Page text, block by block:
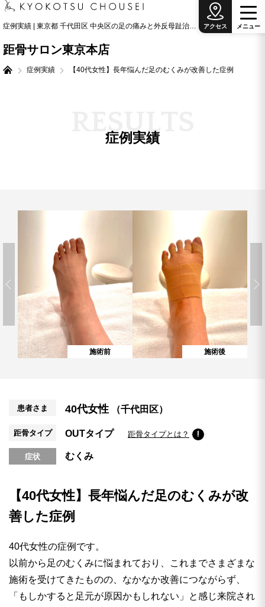
症例実績 | 東京都 千代田区 中央区の足の痛みと外反母趾治療の専門院
距骨サロン東京本店
症例実績 【40代女性】長年悩んだ足のむくみが改善した症例
メニ ュ ー
アクセス
症例実績
SUL
施術前 施術後
患者さま 40代女性 （千代田区）
距骨タイプ OUTタイプ 距骨タイプとは？
症状 むくみ
【40代女性】長年悩んだ足のむくみが改
善した症例
40代女性の症例です。
以前から足のむくみに悩まれており、これまでさまざまな
施術を受けてきたものの、なかなか改善につながらず、
「もしかすると足元が原因かもしれない」と感じ来院され